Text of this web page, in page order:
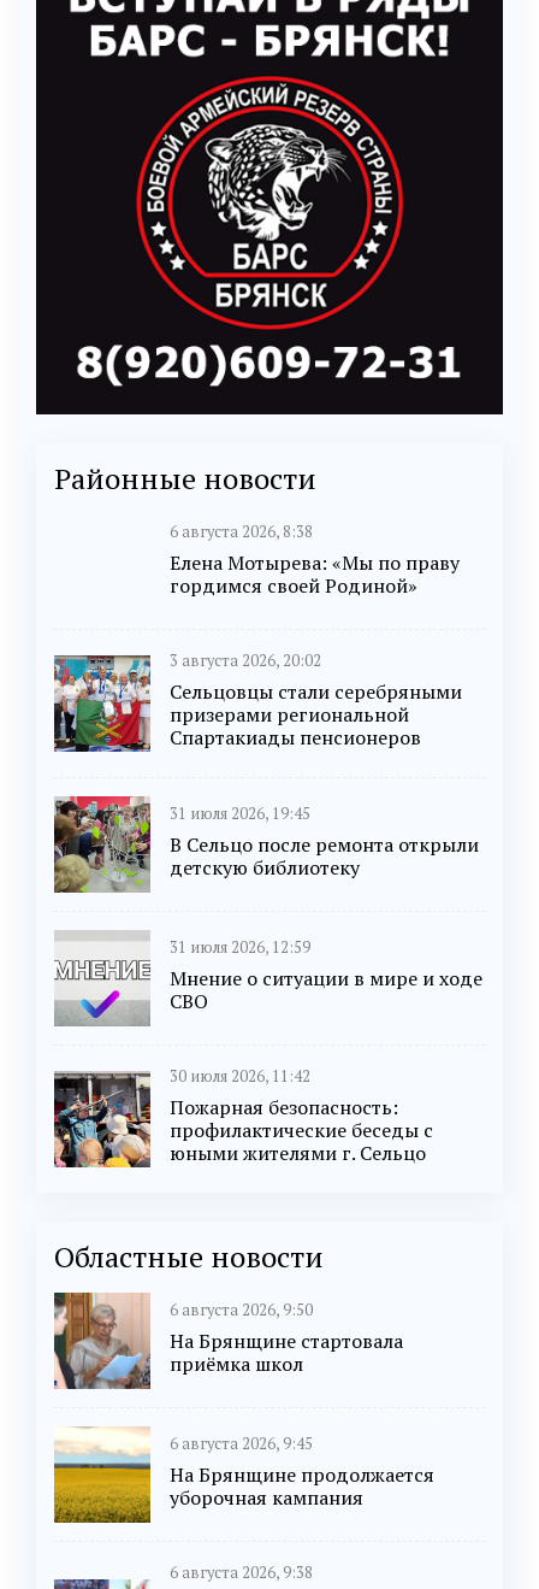
Районные новости
6 августа 2026, 8:38
Елена Мотырева: «Мы по праву
гордимся своей Родиной»
3 августа 2026, 20:02
Сельцовцы стали серебряными
призерами региональной
Спартакиады пенсионеров
31 июля 2026, 19:45
В Сельцо после ремонта открыли
детскую библиотеку
31 июля 2026, 12:59
Мнение о ситуации в мире и ходе
СВО
30 июля 2026, 11:42
Пожарная безопасность:
профилактические беседы с
юными жителями г. Сельцо
Областные новости
6 августа 2026, 9:50
На Брянщине стартовала
приёмка школ
6 августа 2026, 9:45
На Брянщине продолжается
уборочная кампания
6 августа 2026, 9:38